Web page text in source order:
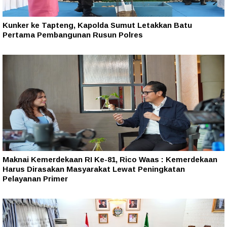
Kunker ke Tapteng, Kapolda Sumut Letakkan Batu
Pertama Pembangunan Rusun Polres
Maknai Kemerdekaan RI Ke-81, Rico Waas : Kemerdekaan
Harus Dirasakan Masyarakat Lewat Peningkatan
Pelayanan Primer